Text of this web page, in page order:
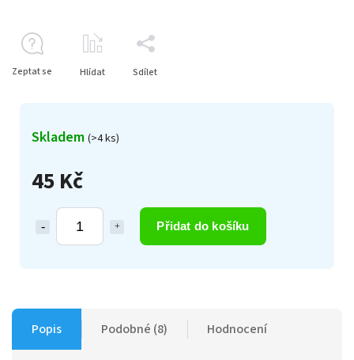
45 Kč
Přidat do košíku
Skladem (>4 ks)
Zeptat se Hlídat Sdílet
Popis Podobné (8) Hodnocení